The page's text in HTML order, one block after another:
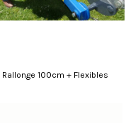
Rallonge 100cm + Flexibles